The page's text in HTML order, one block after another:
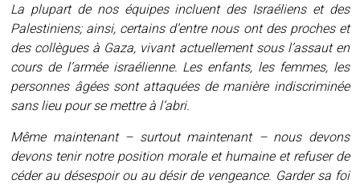
La plupart de nos équipes incluent des Israéliens et des
Palestiniens; ainsi, certains d’entre nous ont des proches et
des collègues à Gaza, vivant actuellement sous l’assaut en
cours de l’armée israélienne. Les enfants, les femmes, les
personnes âgées sont attaquées de manière indiscriminée
sans lieu pour se mettre à l’abri.
Même maintenant – surtout maintenant – nous devons
devons tenir notre position morale et humaine et refuser de
céder au désespoir ou au désir de vengeance. Garder sa foi